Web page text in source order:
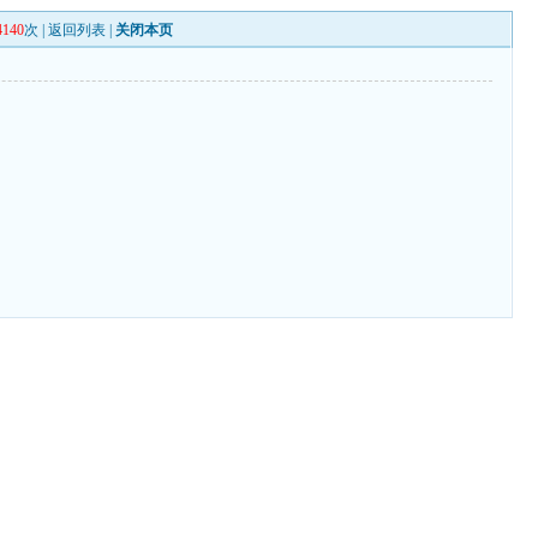
次 |返回列表 关闭本页